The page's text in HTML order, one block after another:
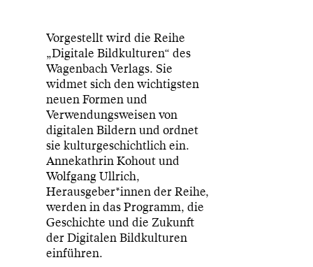
Vorgestellt wird die Reihe
„Digitale Bildkulturen“ des
Wagenbach Verlags. Sie
widmet sich den wichtigsten
neuen Formen und
Verwendungsweisen von
digitalen Bildern und ordnet
sie kulturgeschichtlich ein.
Annekathrin Kohout und
Wolfgang Ullrich,
Herausgeber*innen der Reihe,
werden in das Programm, die
Geschichte und die Zukunft
der Digitalen Bildkulturen
einführen.